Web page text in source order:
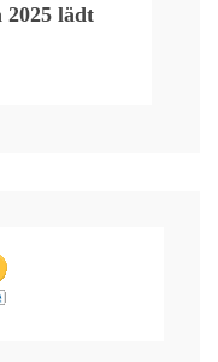
2025 lädt